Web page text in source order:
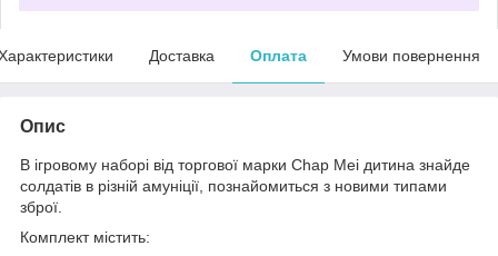
Доставка Оплата Умови повернення
Опис
В ігровому наборі від торгової марки Chap Mei дитина знайде
солдатів в різній амуніції, познайомиться з новими типами
зброї.
Комплект містить: